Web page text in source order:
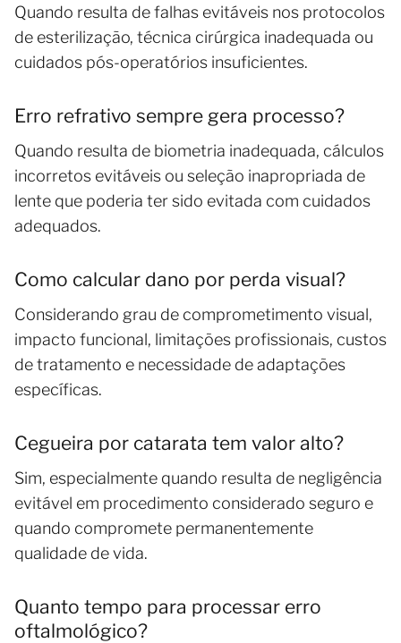
Quando resulta de falhas evitáveis nos protocolos
de esterilização, técnica cirúrgica inadequada ou
cuidados pós-operatórios insuficientes.
Erro refrativo sempre gera processo?
Quando resulta de biometria inadequada, cálculos
incorretos evitáveis ou seleção inapropriada de
lente que poderia ter sido evitada com cuidados
adequados.
Como calcular dano por perda visual?
Considerando grau de comprometimento visual,
impacto funcional, limitações profissionais, custos
de tratamento e necessidade de adaptações
específicas.
Cegueira por catarata tem valor alto?
Sim, especialmente quando resulta de negligência
evitável em procedimento considerado seguro e
quando compromete permanentemente
qualidade de vida.
Quanto tempo para processar erro
oftalmológico?